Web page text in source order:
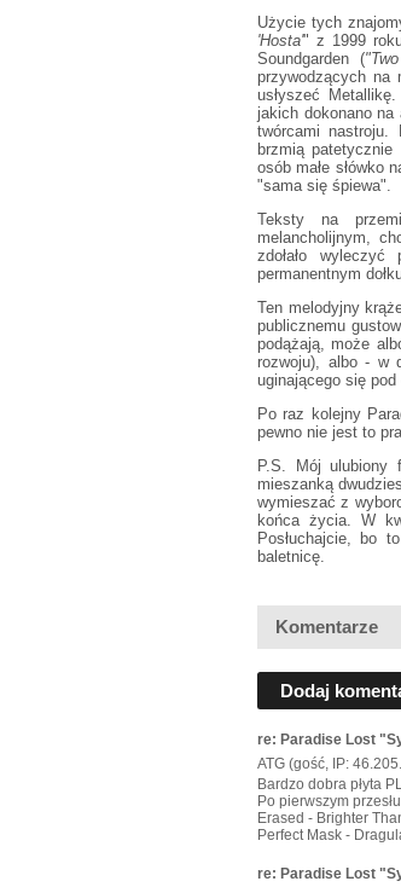
Użycie tych
'Hosta'" z 1999
Soundgarden (
przywodzących na
usłyszeć
jakich dokonano na
twórcami nastroju.
brzmią
osób małe słówko
"sama się śpiewa".
Teksty na
melancholijnym,
zdołało
permanentnym
Ten melodyjny
publicznemu
podążają, może
rozwoju), albo - w
uginającego się
Po raz kolejny
pewno nie jest to
P.S. Mój ulubiony
mieszanką
wymieszać z
końca życia. W
Posłuchajcie, bo
baletnicę.
Komentarze
Dodaj
re: Paradise Lost
ATG (gość, IP:
Bardzo dobra płyta
Po pierwszym
Erased - Brighter
Perfect Mask -
re: Paradise Lost